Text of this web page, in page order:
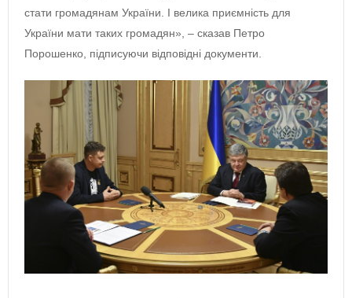
стати громадянам України. І велика приємність для
України мати таких громадян», – сказав Петро
Порошенко, підписуючи відповідні документи.